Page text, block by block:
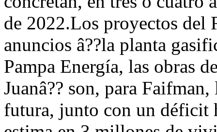
de 2022.Los proyectos
anuncios â??la planta
Pampa Energía, las obras
Juanâ?? son, para
futura, junto con un déficit